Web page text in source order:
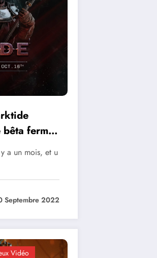
fermée
a un mois, et u
Septembre 2022
Vidéo